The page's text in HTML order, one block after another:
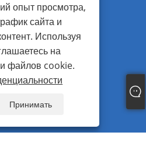
Ouhai, Вэньчжоу,
опыт просмотра,
сайта и
Используя
на
файлов cookie.
Принимать